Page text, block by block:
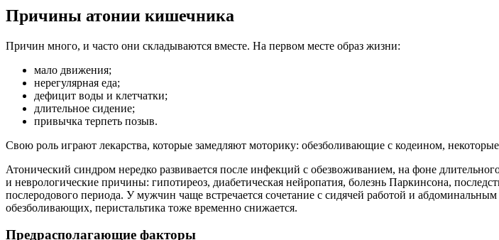
Причины атонии кишечника
Причин много, и часто они складываются вместе. На первом месте образ жизни:
мало движения;
нерегулярная еда;
дефицит воды и клетчатки;
длительное сидение;
привычка терпеть позыв.
Свою роль играют лекарства, которые замедляют моторику: обезболивающие с кодеином,
Атонический синдром нередко развивается после инфекций с обезвоживанием, на фоне
и неврологические причины: гипотиреоз, диабетическая нейропатия, болезнь Паркинсона,
послеродового периода. У мужчин чаще встречается сочетание с сидячей работой и
обезболивающих, перистальтика тоже временно снижается.
Предрасполагающие факторы